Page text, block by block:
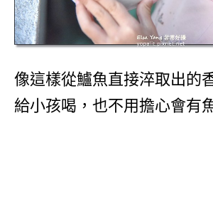
像這樣從鱸魚直接淬取出的
給小孩喝，也不用擔心會有